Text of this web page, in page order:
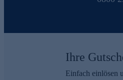
Ihre
Einfach einlösen